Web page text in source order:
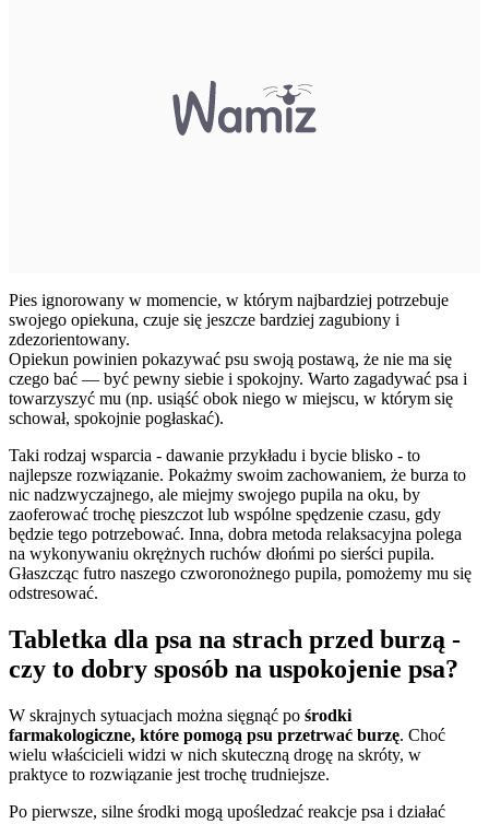
Pies ignorowany w momencie, w którym najbardziej potrzebuje
swojego opiekuna, czuje się jeszcze bardziej zagubiony i
zdezorientowany.
Opiekun powinien pokazywać psu swoją postawą, że nie ma się
czego bać — być pewny siebie i spokojny. Warto zagadywać psa i
towarzyszyć mu (np. usiąść obok niego w miejscu, w którym się
schował, spokojnie pogłaskać).
Taki rodzaj wsparcia - dawanie przykładu i bycie blisko - to
najlepsze rozwiązanie. Pokażmy swoim zachowaniem, że burza to
nic nadzwyczajnego, ale miejmy swojego pupila na oku, by
zaoferować trochę pieszczot lub wspólne spędzenie czasu, gdy
będzie tego potrzebować. Inna, dobra metoda relaksacyjna polega
na wykonywaniu okrężnych ruchów dłońmi po sierści pupila.
Głaszcząc futro naszego czworonożnego pupila, pomożemy mu się
odstresować.
Tabletka dla psa na strach przed burzą -
czy to dobry sposób na uspokojenie psa?
W skrajnych sytuacjach można sięgnąć po środki
farmakologiczne, które pomogą psu przetrwać burzę. Choć
wielu właścicieli widzi w nich skuteczną drogę na skróty, w
praktyce to rozwiązanie jest trochę trudniejsze.
Po pierwsze, silne środki mogą upośledzać reakcje psa i działać